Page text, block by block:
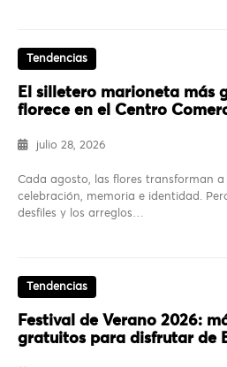
Tendencias
El silletero marioneta más
florece en el Centro
julio 28, 2026
Cada agosto, las flores transforman a
celebración, memoria e identidad.
desfiles y los arreglos…
Tendencias
Festival de Verano 2026:
gratuitos para disfrutar de